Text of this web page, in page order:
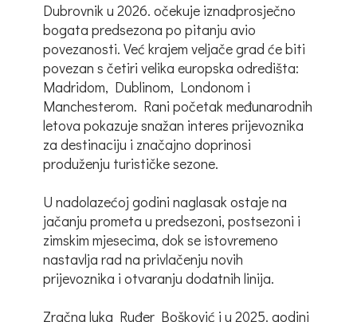
Dubrovnik u 2026. očekuje iznadprosječno
bogata predsezona po pitanju avio
povezanosti. Već krajem veljače grad će biti
povezan s četiri velika europska odredišta:
Madridom, Dublinom, Londonom i
Manchesterom. Rani početak međunarodnih
letova pokazuje snažan interes prijevoznika
za destinaciju i značajno doprinosi
produženju turističke sezone.
U nadolazećoj godini naglasak ostaje na
jačanju prometa u predsezoni, postsezoni i
zimskim mjesecima, dok se istovremeno
nastavlja rad na privlačenju novih
prijevoznika i otvaranju dodatnih linija.
Zračna luka Ruđer Bošković i u 2025. godini